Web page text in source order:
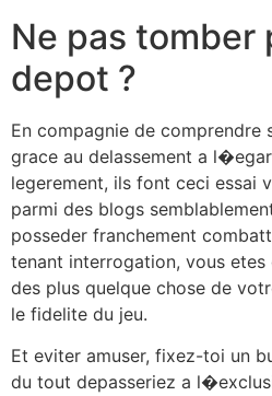
Ne pas tomber
depot ?
En compagnie de comprendre
grace au delassement a
legerement, ils font ceci essai
parmi des blogs
posseder franchement
tenant interrogation, vous etes
des plus quelque chose de
le fidelite du jeu.
Et eviter amuser, fixez-toi un
du tout depasseriez a